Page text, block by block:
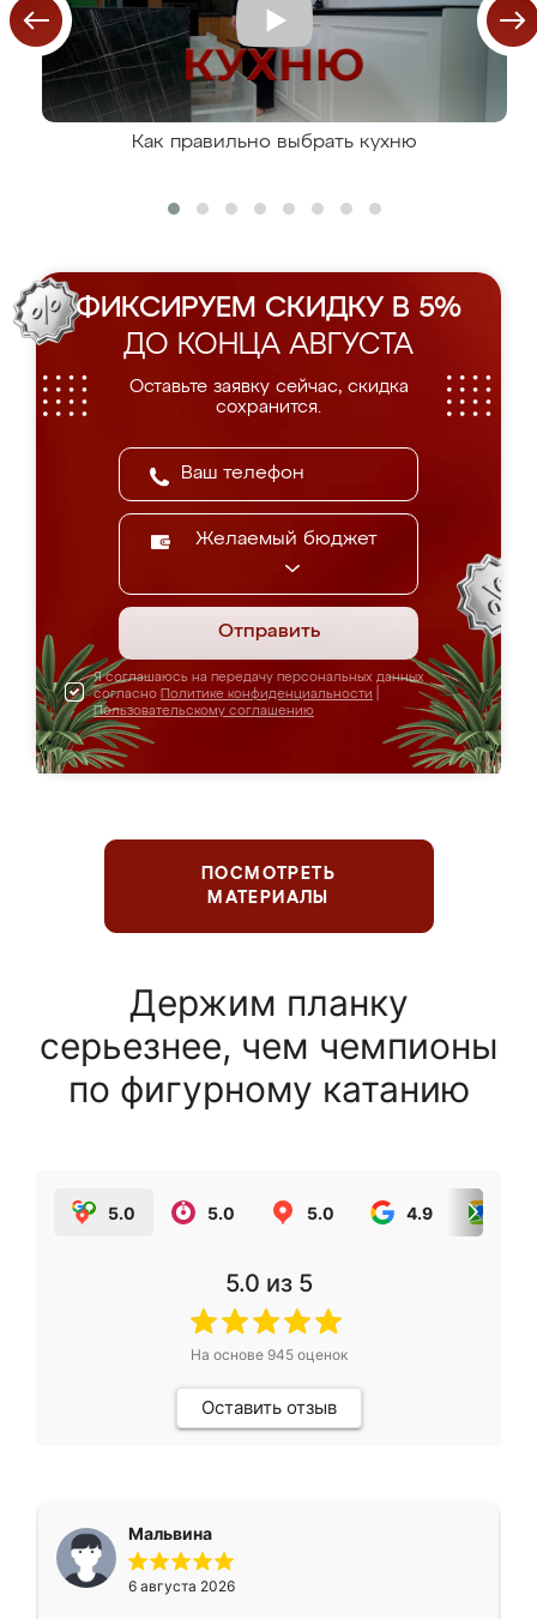
Как правильно выбрать кухню
ФИКСИРУЕМ СКИДКУ В 5%
ДО КОНЦА АВГУСТА
Оставьте заявку сейчас, скидка
сохранится.
Желаемый бюджет
Отправить
Я соглашаюсь на передачу персональных данных
согласно Политике конфиденциальности
Пользовательскому соглашению
ПОСМОТРЕТЬ
МАТЕРИАЛЫ
Держим планку
серьезнее, чем чемпионы
по фигурному катанию
5.0 5.0 5.0 4.9
5.0 из 5
На основе 945оценок
Оставить отзыв
Мальвина
6 августа 2026